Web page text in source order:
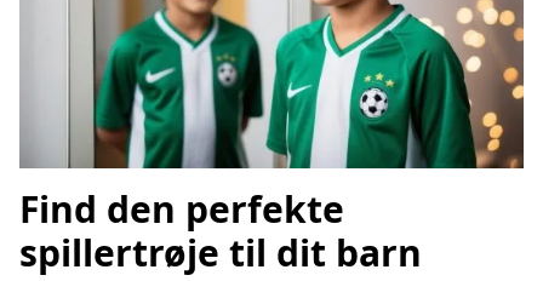
Find den perfekte
spillertrøje til dit barn